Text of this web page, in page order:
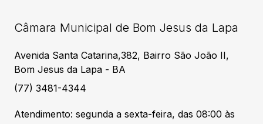
Câmara Municipal de Bom Jesus da Lapa
Avenida Santa Catarina,382, Bairro São João II,
Bom Jesus da Lapa - BA
(77) 3481-4344
Atendimento: segunda a sexta-feira, das 08:00 às